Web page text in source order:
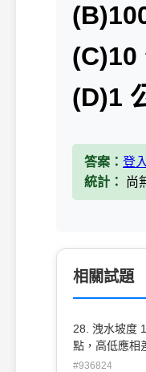
(C)10
(D)1
答案： 登
統計：
尚
相關試題
28. 洩水坡度 1/100 是指距離 10 公尺之兩
點，高低應相
(C)10 公分
#936824